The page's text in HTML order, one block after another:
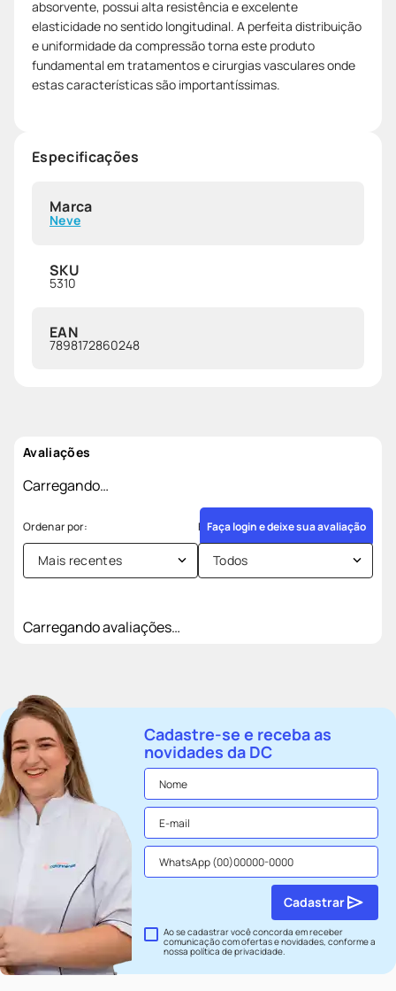
absorvente, possui alta resistência e excelente
elasticidade no sentido longitudinal. A perfeita distribuição
e uniformidade da compressão torna este produto
fundamental em tratamentos e cirurgias vasculares onde
estas características são importantíssimas.
Especificações
Marca
Neve
SKU
5310
EAN
7898172860248
Avaliações
Carregando…
Faça login e deixe sua avaliação
Mais recentes Todos
Carregando avaliações…
Cadastre-se e receba as
novidades da DC
Ao se cadastrar você concorda em receber
comunicação com ofertas e novidades, conforme a
nossapolítica de privacidade.
Cadastrar